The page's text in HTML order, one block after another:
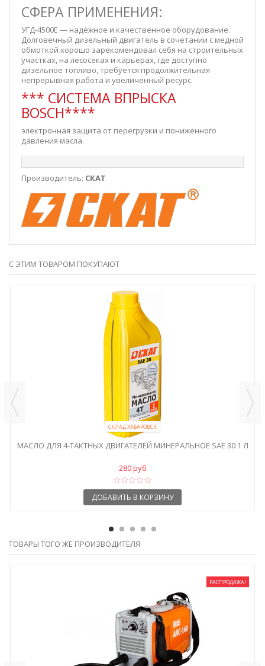
СФЕРА ПРИМЕНЕНИЯ:
УГД-4500E — надёжное и качественное оборудование.
Долговечный дизельный двигатель в сочетании с медной
обмоткой хорошо зарекомендовал себя на строительных
участках, на лесосеках и карьерах, где доступно
дизельное топливо, требуется продолжительная
непрерывная работа и увеличенный ресурс.
*** СИСТЕМА ВПРЫСКА
BOSCH****
электронная защита от перегрузки и пониженного
давления масла.
Производитель: СКАТ
С ЭТИМ ТОВАРОМ ПОКУПАЮТ
СКЛАД ХАБАРОВСК
МАСЛО ДЛЯ 4-ТАКТНЫХ ДВИГАТЕЛЕЙ МИНЕРАЛЬНОЕ SAE 30 1 Л
280 руб
ДОБАВИТЬ В КОРЗИНУ
ТОВАРЫ ТОГО ЖЕ ПРОИЗВОДИТЕЛЯ
РАСПРОДАЖА!